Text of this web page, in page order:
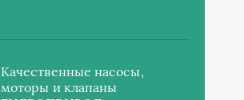
Качественные насосы,
моторы и клапаны